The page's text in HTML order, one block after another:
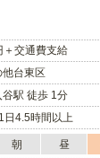
交通費支給
他台東区
谷駅 徒歩 1分
日4.5時間以上
朝 昼